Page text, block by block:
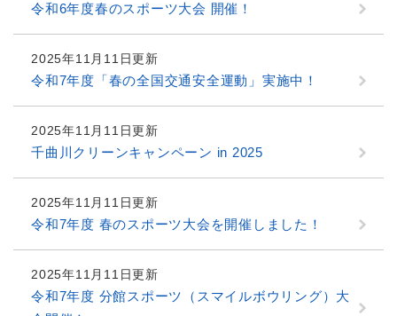
令和6年度春のスポーツ大会 開催！
2025年11月11日更新
令和7年度「春の全国交通安全運動」実施中！
2025年11月11日更新
千曲川クリーンキャンペーン in 2025
2025年11月11日更新
令和7年度 春のスポーツ大会を開催しました！
2025年11月11日更新
令和7年度 分館スポーツ（スマイルボウリング）大